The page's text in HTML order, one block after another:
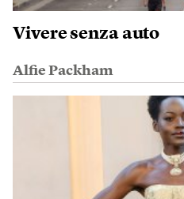
Vivere senza auto
Alfie Packham